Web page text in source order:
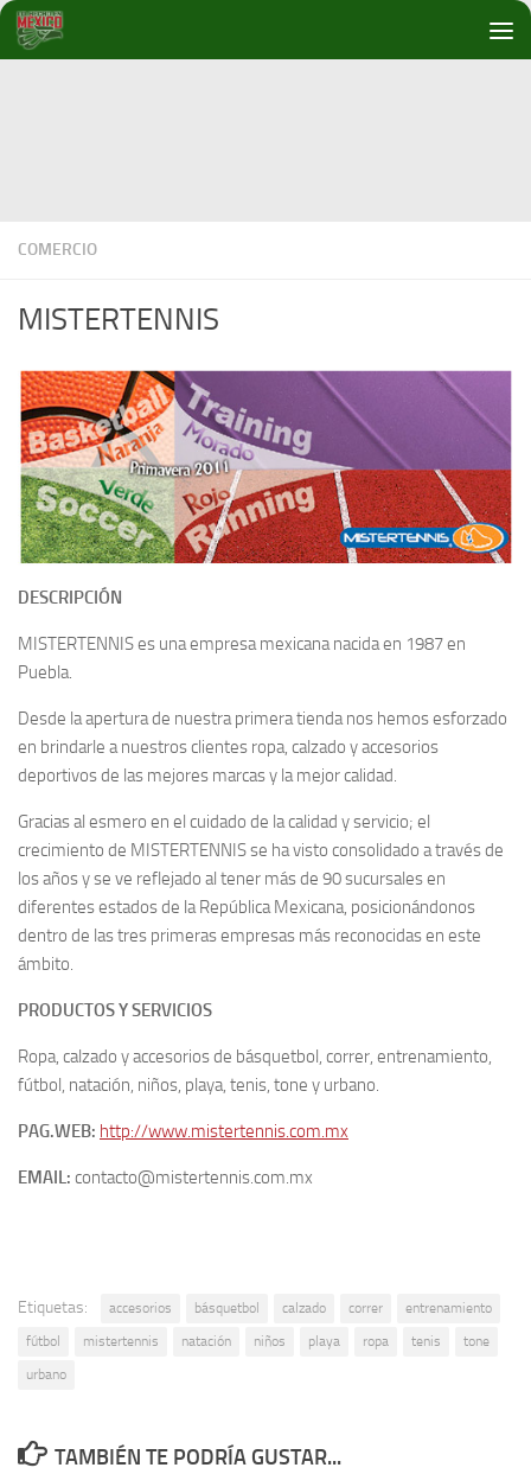
Debajo del contenido
COMERCIO
MISTERTENNIS
DESCRIPCIÓN
MISTERTENNIS es una empresa mexicana nacida en 1987 en
Puebla.
Desde la apertura de nuestra primera tienda nos hemos esforzado
en brindarle a nuestros clientes ropa, calzado y accesorios
deportivos de las mejores marcas y la mejor calidad.
Gracias al esmero en el cuidado de la calidad y servicio; el
crecimiento de MISTERTENNIS se ha visto consolidado a través de
los años y se ve reflejado al tener más de 90 sucursales en
diferentes estados de la República Mexicana, posicionándonos
dentro de las tres primeras empresas más reconocidas en este
ámbito.
PRODUCTOS Y SERVICIOS
Ropa, calzado y accesorios de básquetbol, correr, entrenamiento,
fútbol, natación, niños, playa, tenis, tone y urbano.
PAG.WEB: http://www.mistertennis.com.mx
EMAIL: contacto@mistertennis.com.mx
Etiquetas: accesorios básquetbol calzado correr
entrenamiento
fútbol
mistertennis natación niños playa ropa tenis
tone
urbano
TAMBIÉN TE PODRÍA GUSTAR...